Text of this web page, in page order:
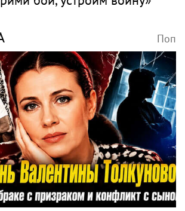
Поп